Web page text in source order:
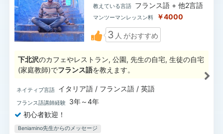
教えている言語 フランス語 + 他2言語
マンツーマンレッスン料 ￥4000
3 人 がおすすめ
下北沢のカフェやレストラン, 公園, 先生の自宅, 生徒の自宅
(家庭教師)でフランス語を教えます。
ネイティブ言語 イタリア語 / フランス語 / 英語
フランス語講師経験
3年～4年
初心者歓迎！
Beniamino先生からのメッセージ